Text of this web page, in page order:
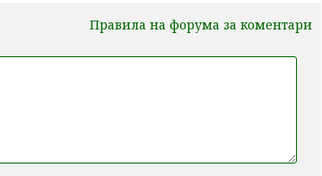
Правила на форума за коментари